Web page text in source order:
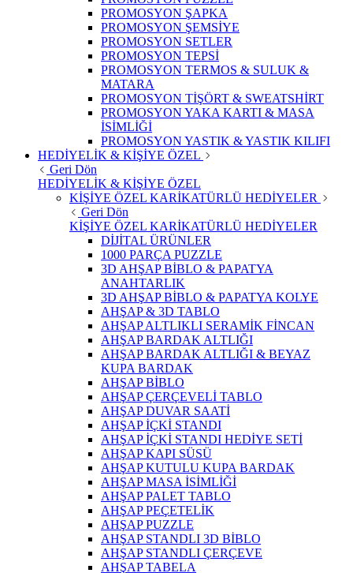
PROMOSYON ŞAPKA
PROMOSYON ŞEMSİYE
PROMOSYON SETLER
PROMOSYON TEPSİ
PROMOSYON TERMOS & SULUK &
MATARA
PROMOSYON TİŞÖRT & SWEATSHİRT
PROMOSYON YAKA KARTI & MASA
İSİMLİĞİ
PROMOSYON YASTIK & YASTIK KILIFI
HEDİYELİK & KİŞİYE ÖZEL
Geri Dön
HEDİYELİK & KİŞİYE ÖZEL
KİŞİYE ÖZEL KARİKATÜRLÜ HEDİYELER
Geri Dön
KİŞİYE ÖZEL KARİKATÜRLÜ HEDİYELER
DİJİTAL ÜRÜNLER
1000 PARÇA PUZZLE
3D AHŞAP BİBLO & PAPATYA
ANAHTARLIK
3D AHŞAP BİBLO & PAPATYA KOLYE
AHŞAP & 3D TABLO
AHŞAP ALTLIKLI SERAMİK FİNCAN
AHŞAP BARDAK ALTLIĞI
AHŞAP BARDAK ALTLIĞI & BEYAZ
KUPA BARDAK
AHŞAP BİBLO
AHŞAP ÇERÇEVELİ TABLO
AHŞAP DUVAR SAATİ
AHŞAP İÇKİ STANDI
AHŞAP İÇKİ STANDI HEDİYE SETİ
AHŞAP KAPI SÜSÜ
AHŞAP KUTULU KUPA BARDAK
AHŞAP MASA İSİMLİĞİ
AHŞAP PALET TABLO
AHŞAP PEÇETELİK
AHŞAP PUZZLE
AHŞAP STANDLI 3D BİBLO
AHŞAP STANDLI ÇERÇEVE
AHŞAP TABELA